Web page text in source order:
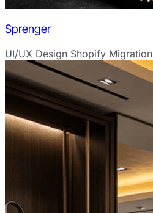
Sprenger
UI/UX Design Shopify Migration